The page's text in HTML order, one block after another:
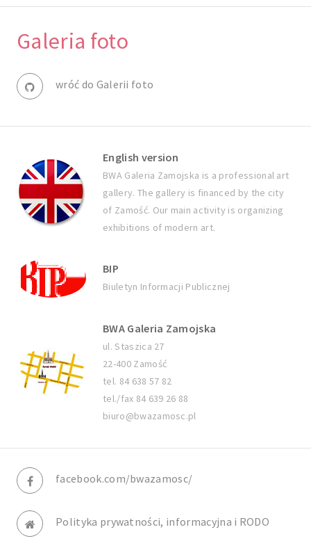
Galeria foto
wróć do Galerii foto
English version
BWA Galeria Zamojska is a professional art
gallery. The gallery is financed by the city
of Zamość. Our main activity is organizing
exhibitions of modern art.
BIP
Biuletyn Informacji Publicznej
BWA Galeria Zamojska
ul. Staszica 27
22-400 Zamość
tel. 84 638 57 82
tel./fax 84 639 26 88
biuro@bwazamosc.pl
facebook.com/bwazamosc/
Polityka prywatności, informacyjna i RODO